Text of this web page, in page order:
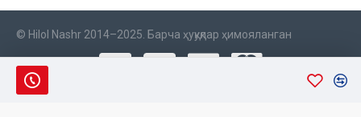
© Hilol Nashr 2014–2025. Барча ҳуқуқлар ҳимояланган